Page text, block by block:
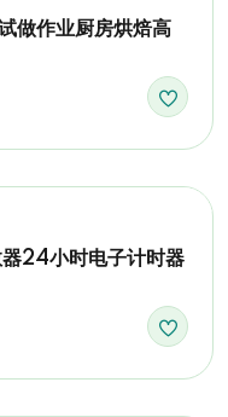
做作业厨房烘焙高
24小时电子计时器